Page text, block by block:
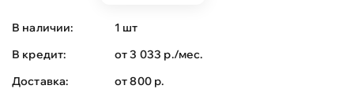
В наличии:
1 шт
В кредит:
от 3 033 р./мес.
Доставка:
от 800 р.